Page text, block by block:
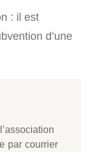
: il est
d’une
par courrier